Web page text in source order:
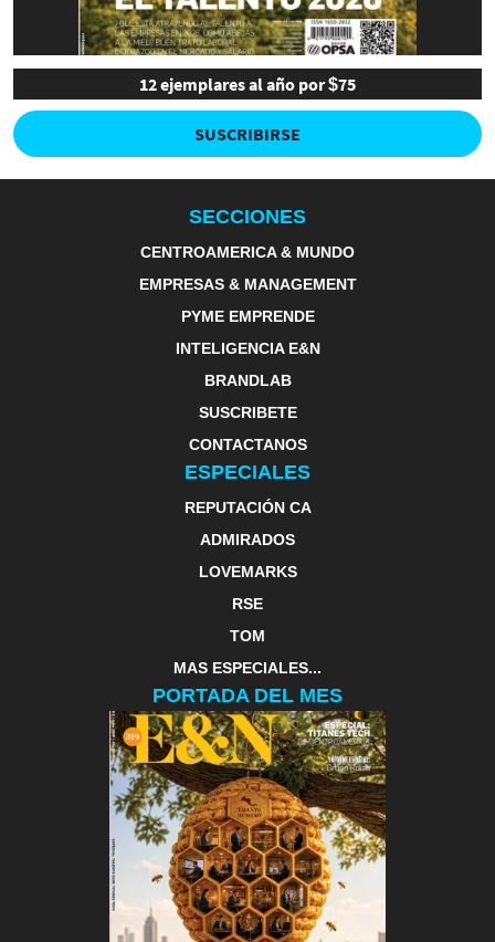
12 ejemplares al año por $75
SUSCRIBIRSE
SECCIONES
CENTROAMERICA & MUNDO
EMPRESAS & MANAGEMENT
PYME EMPRENDE
INTELIGENCIA E&N
BRANDLAB
SUSCRIBETE
CONTACTANOS
ESPECIALES
REPUTACIÓN CA
ADMIRADOS
LOVEMARKS
RSE
TOM
MAS ESPECIALES...
PORTADA DEL MES